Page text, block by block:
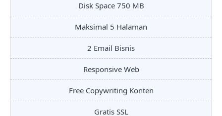
Disk Space 750 MB
Maksimal 5 Halaman
2 Email Bisnis
Responsive Web
Free Copywriting Konten
Gratis SSL